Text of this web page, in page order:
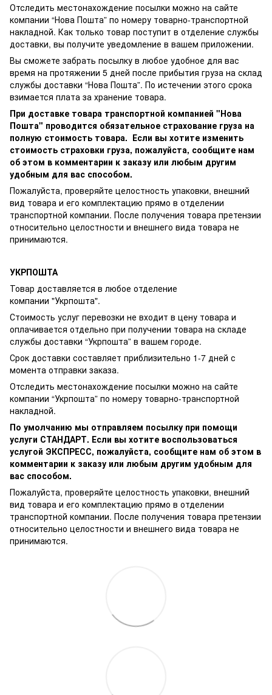
Отследить местонахождение посылки можно на сайте
компании “Нова Пошта” по номеру товарно-транспортной
накладной. Как только товар поступит в отделение службы
доставки, вы получите уведомление в вашем приложении.
Вы сможете забрать посылку в любое удобное для вас
время на протяжении 5 дней после прибытия груза на склад
службы доставки “Нова Пошта”. По истечении этого срока
взимается плата за хранение товара.
При доставке товара транспортной компанией "Нова
Пошта" проводится обязательное страхование груза на
полную стоимость товара. Если вы хотите изменить
стоимость страховки груза, пожалуйста, сообщите нам
об этом в комментарии к заказу или любым другим
удобным для вас способом.
Пожалуйста, проверяйте целостность упаковки, внешний
вид товара и его комплектацию прямо в отделении
транспортной компании. После получения товара претензии
относительно целостности и внешнего вида товара не
принимаются.
УКРПОШТА
Товар доставляется в любое отделение
компании "Укрпошта".
Стоимость услуг перевозки не входит в цену товара и
оплачивается отдельно при получении товара на складе
службы доставки “Укрпошта” в вашем городе.
Срок доставки составляет приблизительно 1-7 дней с
момента отправки заказа.
Отследить местонахождение посылки можно на сайте
компании “Укрпошта” по номеру товарно-транспортной
накладной.
По умолчанию мы отправляем посылку при помощи
услуги СТАНДАРТ. Если вы хотите воспользоваться
услугой ЭКСПРЕСС, пожалуйста, сообщите нам об этом в
комментарии к заказу или любым другим удобным для
вас способом.
Пожалуйста, проверяйте целостность упаковки, внешний
вид товара и его комплектацию прямо в отделении
транспортной компании. После получения товара претензии
относительно целостности и внешнего вида товара не
принимаются.